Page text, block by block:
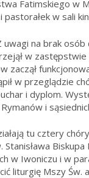
Fatimskiego w
w sali
na brak osób
w zastępstwie
zaczął
w przeglądzie
i dyplom.
i
tu cztery
Biskupa
w Iwoniczu i w
liturgię Mszy Św.